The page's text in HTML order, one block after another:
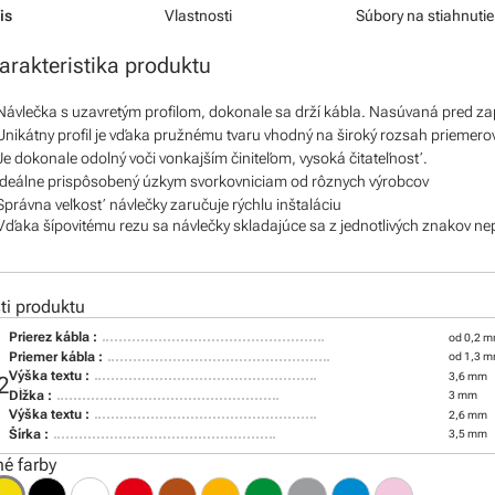
Vlastnosti Súbory na stiahnutie
produktu
s uzavretým profilom, dokonale sa drží kábla. Nasúvaná pred
profil je vďaka pružnému tvaru vhodný na široký rozsah
dokonale odolný voči vonkajším činiteľom, vysoká čitateľnosť.
prispôsobený úzkym svorkovniciam od rôznych výrobcov
veľkosť návlečky zaručuje rýchlu inštaláciu
šípovitému rezu sa návlečky skladajúce sa z jednotlivých znakov
produktu
Prierez kábla : od 0,2
Priemer kábla : od 1,3
Výška textu : 3,6 mm
Dĺžka : 3 mm
Výška textu : 2,6 mm
Šírka : 3,5 mm
farby